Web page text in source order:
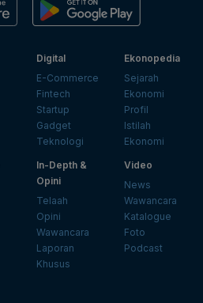
Digital
E-Commerce
Fintech
Startup
Gadget
Teknologi
Ekonopedia
Sejarah
Ekonomi
Profil
Istilah
Ekonomi
In-Depth &
Opini
Telaah
Opini
Wawancara
Laporan
Khusus
Video
News
Wawancara
Katalogue
Foto
Podcast